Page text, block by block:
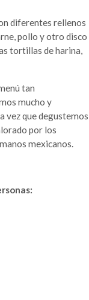
diferentes rellenos
pollo y otro disco
tortillas de harina,
tan
mucho y
vez que degustemos
por los
mexicanos.